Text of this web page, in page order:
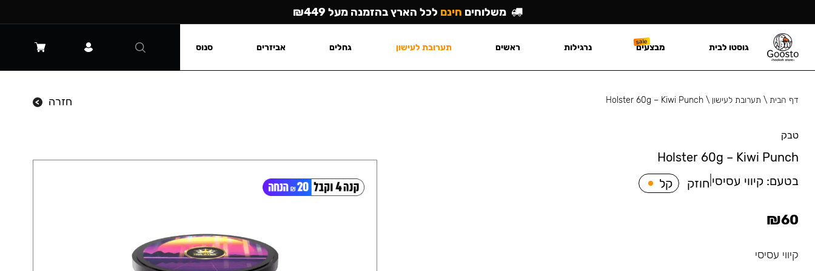
דף הבית\ תערובת לעישון \
Holster 60g – Kiwi Punch חזרה
טבק
Holster 60g – Kiwi Punch
בטעם: קיווי עסיסי חוזק קל
₪60
קיווי עסיסי
משלוחים חינם לכל הארץ בהזמנה מעל ₪449
גוסטו לבית מבצעים נרגילות ראשים תערובת לעישון גחלים אביזרים סנוס